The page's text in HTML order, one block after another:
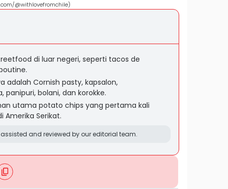
@withlovefromchile)
di luar negeri, seperti tacos de
adalah Cornish pasty, kapsalon,
bolani, dan korokke.
utama potato chips yang pertama kali
Amerika Serikat.
and reviewed by our editorial team.